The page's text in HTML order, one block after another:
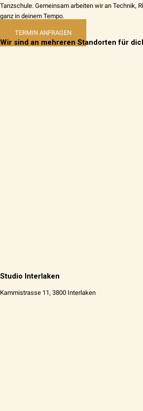
Tanzschule. Gemeinsam arbeiten wir an Technik,
ganz in deinem Tempo.
TERMIN ANFRAGEN
Wir sind an mehreren Standorten für
Studio Interlaken
Kammistrasse 11, 3800 Interlaken